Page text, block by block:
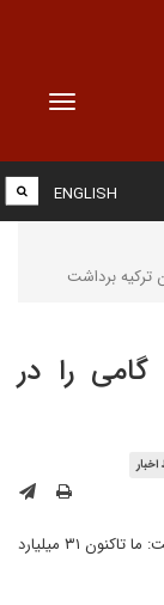
Toggle
ENGLISH
ترکیه برداشت
را در
رئیس جمهوری ترکیه با اشاره به حمایت از پناهجویان گفت: ما تاکنون ۳۱ میلیارد